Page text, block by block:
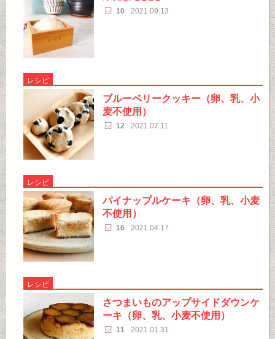
10 2021.09.13
レシピ
ブルーベリークッキー（卵、乳、小
麦不使用）
12 2021.07.11
レシピ
パイナップルケーキ（卵、乳、小麦
不使用）
16 2021.04.17
レシピ
さつまいものアップサイドダウンケ
ーキ（卵、乳、小麦不使用）
11 2021.01.31